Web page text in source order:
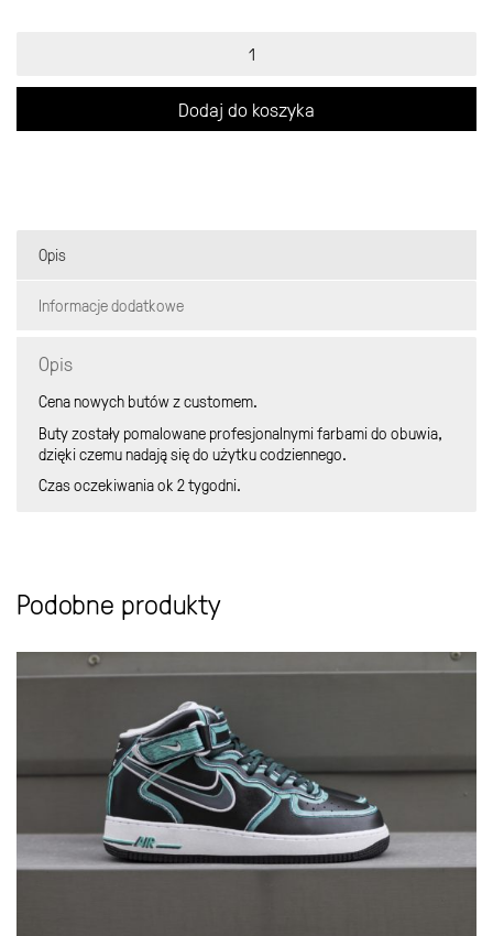
Air
Low
Dodaj do koszyka
Opis
Informacje dodatkowe
Opis
Cena nowych butów z customem.
Buty zostały pomalowane profesjonalnymi farbami do obuwia,
dzięki czemu nadają się do użytku codziennego.
Czas oczekiwania ok 2 tygodni.
Podobne produkty